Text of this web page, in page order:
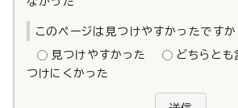
このページは見つけやすかったですか
見つけやすかった どちらとも
つけにくかった